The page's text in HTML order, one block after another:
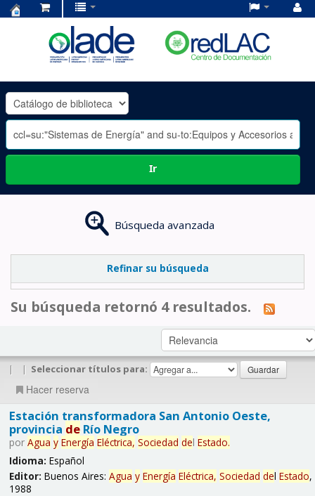
OLADE
-
Ir
Búsqueda avanzada
Refinar su búsqueda
Su búsqueda retornó 4 resultados.
| | Seleccionar títulos para:
Hacer reserva
Estación transformadora San Antonio Oeste,
provincia deRío Negro
por Agua y Energía Eléctrica, Sociedad del Estado.
Idioma: Español
Editor: Buenos Aires: Agua y Energía Eléctrica, Sociedad del Estado,
1988